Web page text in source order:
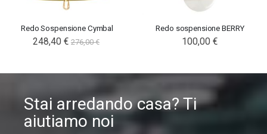
Redo Sospensione Cymbal
Special
Price
248,40 € 276,00 €
Redo sospensione BERRY
100,00 €
Stai arredando casa? Ti
aiutiamo noi